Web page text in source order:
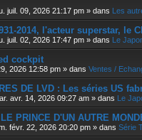
juil. 09, 2026 21:17 pm » dans Les
2014, l'acteur superstar, le
juil. 02, 2026 17:47 pm » dans Le
cockpit
2026 12:58 pm » dans Ventes /
DE LVD : Les séries US
avr. 14, 2026 09:27 am » dans Le
PRINCE D'UN AUTRE
févr. 22, 2026 20:20 pm » dans Série